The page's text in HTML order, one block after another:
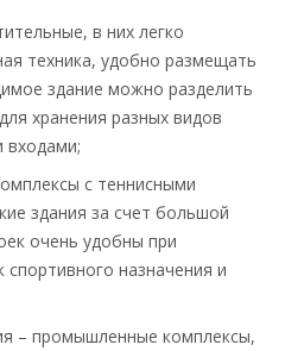
в них легко
техника, удобно размещать
здание можно разделить
хранения разных видов
входами;
с теннисными
здания за счет большой
очень удобны при
назначения и
– промышленные комплексы,